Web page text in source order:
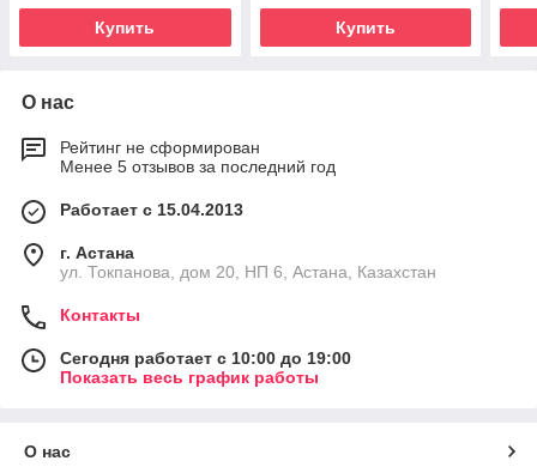
Купить Купить
О нас
Рейтинг не сформирован
Менее 5 отзывов за последний год
Работает с 15.04.2013
г. Астана
ул. Токпанова, дом 20, НП 6, Астана, Казахстан
Контакты
Сегодня работает с 10:00 до 19:00
Показать весь график работы
О нас